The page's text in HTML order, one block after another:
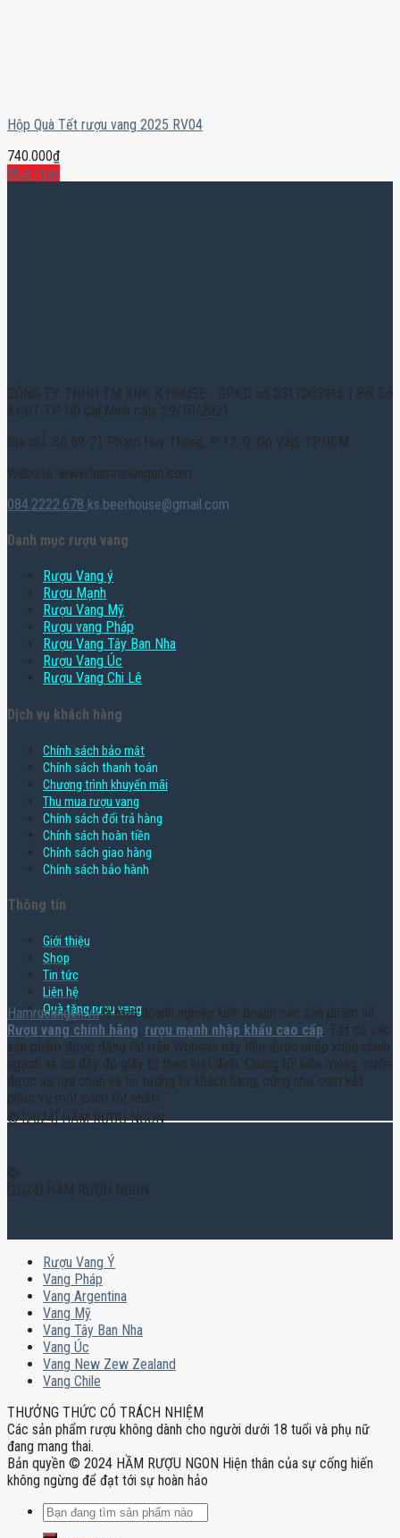
Hộp Quà Tết rượu vang 2025 RV04
740.000₫
Mua ngay
CÔNG TY TNHH TM XNK K HOUSE - GPKD số 0317003916 | Bởi Sở
KHĐT TP. Hồ Chí Minh cấp: 29/10/2021
Địa chỉ: Số 69-71 Phạm Huy Thông, P. 17, Q. Gò Vấp, TPHCM
Website: www.hamruoungon.com
084.2222.678 ks.beerhouse@gmail.com
Danh mục rượu vang
Rượu Vang ý
Rượu Mạnh
Rượu Vang Mỹ
Rượu vang Pháp
Rượu Vang Tây Ban Nha
Rượu Vang Úc
Rượu Vang Chi Lê
Dịch vụ khách hàng
Chính sách bảo mật
Chính sách thanh toán
Chương trình khuyến mãi
Thu mua rượu vang
Chính sách đổi trả hàng
Chính sách hoàn tiền
Chính sách giao hàng
Chính sách bảo hành
Thông tin
Giới thiệu
Shop
Tin tức
Liên hệ
Quà tặng rượu vang
Hamruoungon.vnlà một doanh nghiệp kinh doanh các sản phẩm về
Rượu vang chính hãng, rượu mạnh nhập khẩu cao cấp. Tất cả các
sản phẩm được đăng tải trên Website này đều được nhập khẩu chính
ngạch và có đầy đủ giấy tờ theo luật định. Chúng tôi luôn mong muốn
được sự lựa chọn và tin tưởng từ khách hàng, cũng như cam kết
phục vụ một cách tốt nhất!
© [2024] HẦM RƯỢU NGON
©
[2024] HẦM RƯỢU NGON
Rượu Vang Ý
Vang Pháp
Vang Argentina
Vang Mỹ
Vang Tây Ban Nha
Vang Úc
Vang New Zew Zealand
Vang Chile
THƯỞNG THỨC CÓ TRÁCH NHIỆM
Các sản phẩm rượu không dành cho người dưới 18 tuổi và phụ nữ
đang mang thai.
Bản quyền © 2024 HẦM RƯỢU NGON Hiện thân của sự cống hiến
không ngừng để đạt tới sự hoàn hảo
Tìm